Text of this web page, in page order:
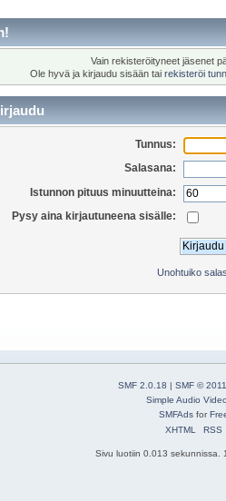
Vain rekisteröityneet jäsenet
Ole hyvä ja kirjaudu sisään tai rekisteröi
Tunnus:
Salasana:
Istunnon pituus minuutteina:
Pysy aina kirjautuneena sisälle:
Unohtuiko
SMF 2.0.18 SMF © 2011
Simple Audio
SMFAdsfor
XHTML
RSS
Sivu luotiin 0.013 sekunnissa.